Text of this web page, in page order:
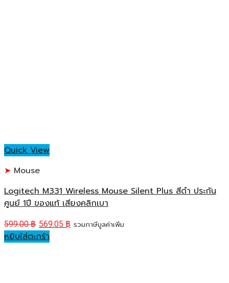
Quick View
Mouse
Logitech M331 Wireless Mouse Silent Plus สีดำ ประกัน
ศูนย์ 1ปี ของแท้ เสียงคลิกเบา
599.00฿ 569.05 ฿ รวมภาษีมูลค่าเพิ่ม
หยิบใส่ตะกร้า